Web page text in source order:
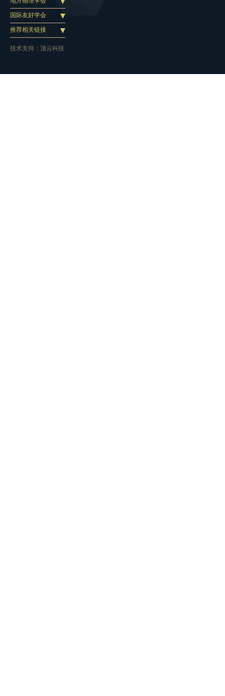
国际友好学会
推荐相关链接
技术支持： 顶云科技